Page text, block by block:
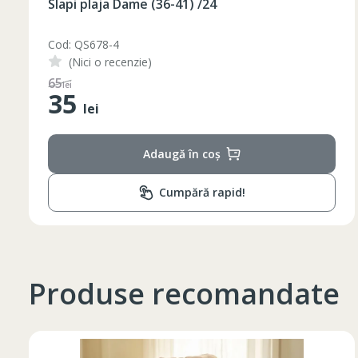
2XL
62
182-188
3XL 64 182-188
4XL 66 182-188
Slapi plaja Dame (36-41) /24
Cod: QS678-3
(Nici o recenzie)
48lei
35 lei
Adaugă în coș
Cumpără rapid!
Produse recomandate